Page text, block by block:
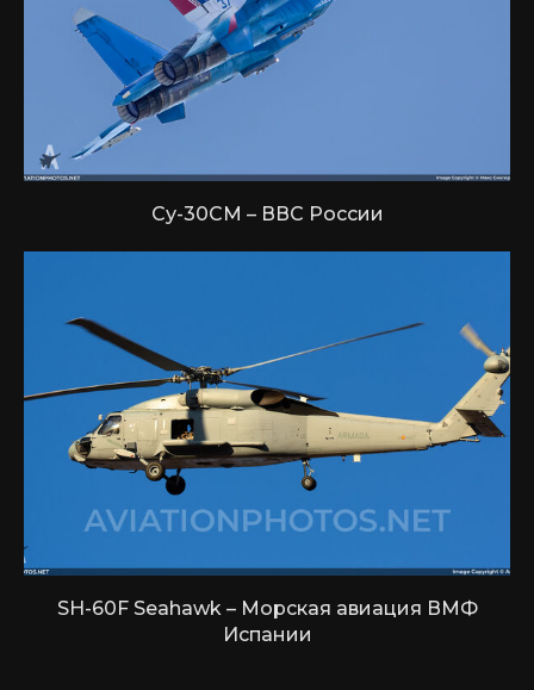
Су-30СМ – ВВС России
SH-60F Seahawk – Морская авиация ВМФ
Испании